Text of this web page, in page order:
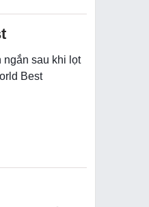
ngắn sau khi lọt
Best